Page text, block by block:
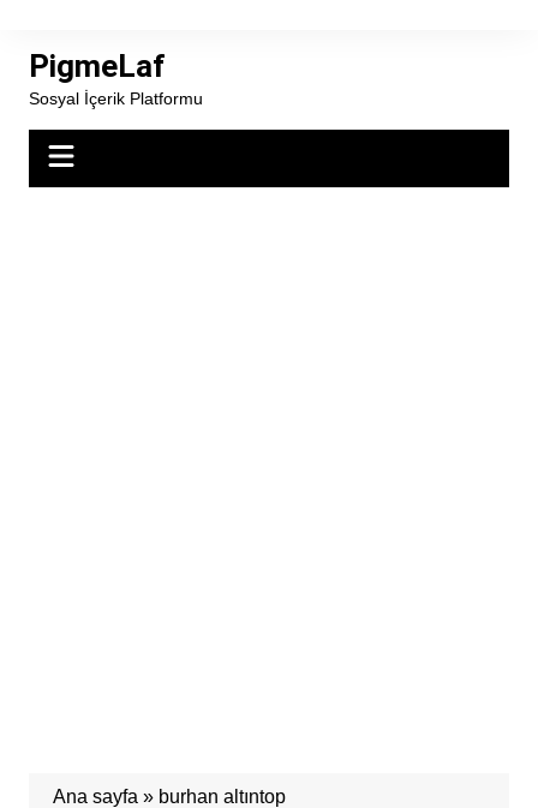
contentPigmeLaf
Sosyal İçerik Platformu
Ana sayfa » burhan altıntop